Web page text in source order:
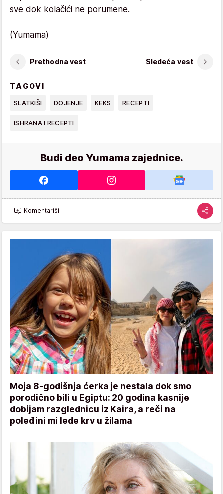
sve dok kolačići ne porumene.
(Yumama)
Prethodna vest Sledeća vest
TAGOVI
SLATKIŠI DOJENJE KEKS RECEPTI
ISHRANA I RECEPTI
Budi deo Yumama zajednice.
Komentariši
Moja 8-godišnja ćerka je nestala dok smo
porodično bili u Egiptu: 20 godina kasnije
dobijam razglednicu iz Kaira, a reči na
poleđini mi lede krv u žilama